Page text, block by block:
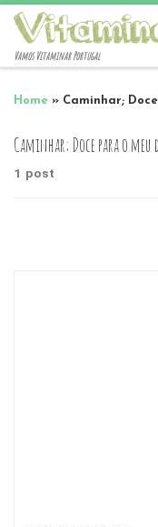
Vamos Vitaminar Portugal
Home » Caminhar;
Caminhar; Doce para o meu
1 post